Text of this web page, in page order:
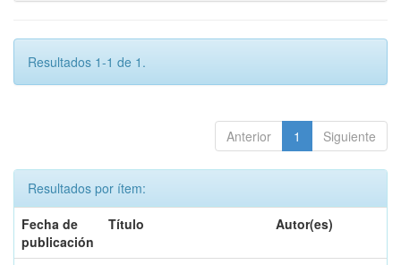
Resultados 1-1 de 1.
Anterior 1 Siguiente
Resultados por ítem:
Fecha de
publicación
Título Autor(es)